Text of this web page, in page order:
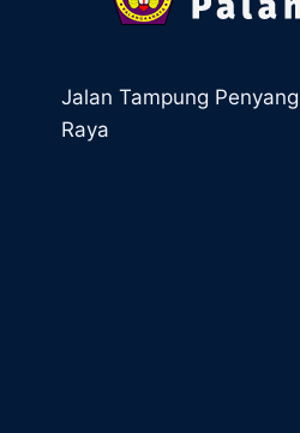
Jalan Tampung
Raya